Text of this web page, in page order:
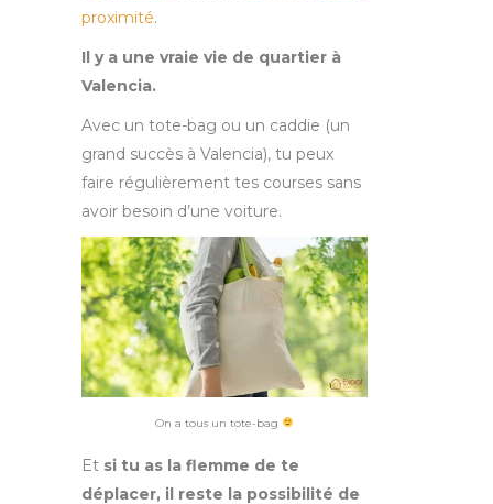
proximité.
Il y a une vraie vie de quartier à
Valencia.
Avec un tote-bag ou un caddie (un
grand succès à Valencia), tu peux
faire régulièrement tes courses sans
avoir besoin d’une voiture.
On a tous un tote-bag
Et si tu as la flemme de te
déplacer, il reste la possibilité de